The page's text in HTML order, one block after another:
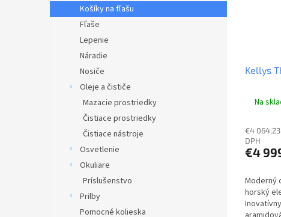
Košíky na fľašu
Fľaše
Lepenie
Náradie
Nosiče
Oleje a čističe
Mazacie prostriedky
Čistiace prostriedky
Čistiace nástroje
Osvetlenie
Okuliare
Príslušenstvo
Prilby
Pomocné kolieska
Kellys
Na
€4
DPH
€4
Moderný
horský